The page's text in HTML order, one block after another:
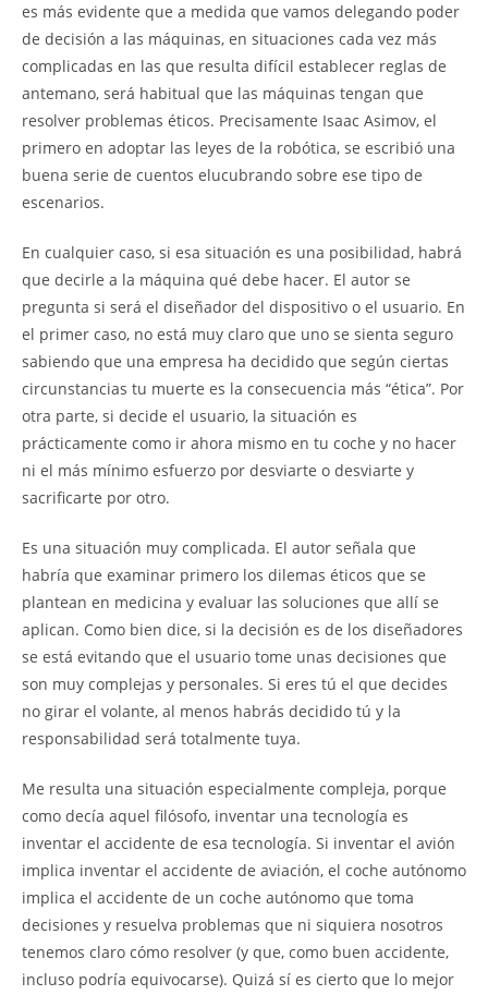
es más evidente que a medida que vamos delegando poder
de decisión a las máquinas, en situaciones cada vez más
complicadas en las que resulta difícil establecer reglas de
antemano, será habitual que las máquinas tengan que
resolver problemas éticos. Precisamente Isaac Asimov, el
primero en adoptar las leyes de la robótica, se escribió una
buena serie de cuentos elucubrando sobre ese tipo de
escenarios.
En cualquier caso, si esa situación es una posibilidad, habrá
que decirle a la máquina qué debe hacer. El autor se
pregunta si será el diseñador del dispositivo o el usuario. En
el primer caso, no está muy claro que uno se sienta seguro
sabiendo que una empresa ha decidido que según ciertas
circunstancias tu muerte es la consecuencia más “ética”. Por
otra parte, si decide el usuario, la situación es
prácticamente como ir ahora mismo en tu coche y no hacer
ni el más mínimo esfuerzo por desviarte o desviarte y
sacrificarte por otro.
Es una situación muy complicada. El autor señala que
habría que examinar primero los dilemas éticos que se
plantean en medicina y evaluar las soluciones que allí se
aplican. Como bien dice, si la decisión es de los diseñadores
se está evitando que el usuario tome unas decisiones que
son muy complejas y personales. Si eres tú el que decides
no girar el volante, al menos habrás decidido tú y la
responsabilidad será totalmente tuya.
Me resulta una situación especialmente compleja, porque
como decía aquel filósofo, inventar una tecnología es
inventar el accidente de esa tecnología. Si inventar el avión
implica inventar el accidente de aviación, el coche autónomo
implica el accidente de un coche autónomo que toma
decisiones y resuelva problemas que ni siquiera nosotros
tenemos claro cómo resolver (y que, como buen accidente,
incluso podría equivocarse). Quizá sí es cierto que lo mejor